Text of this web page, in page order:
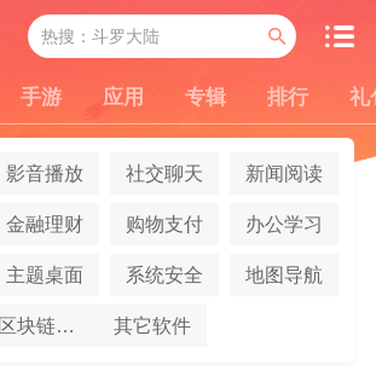
手游 应用 专辑 排行 礼
影音播放 社交聊天 新闻阅读
金融理财 购物支付 办公学习
主题桌面 系统安全 地图导航
区块链应用 其它软件